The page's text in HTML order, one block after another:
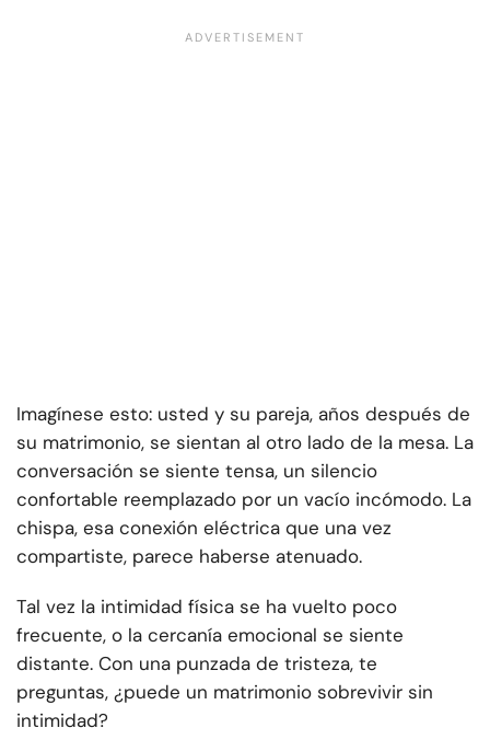
Imagínese esto: usted y su pareja, años después de
su matrimonio, se sientan al otro lado de la mesa. La
conversación se siente tensa, un silencio
confortable reemplazado por un vacío incómodo. La
chispa, esa conexión eléctrica que una vez
compartiste, parece haberse atenuado.
Tal vez la intimidad física se ha vuelto poco
frecuente, o la cercanía emocional se siente
distante. Con una punzada de tristeza, te
preguntas, ¿puede un matrimonio sobrevivir sin
intimidad?